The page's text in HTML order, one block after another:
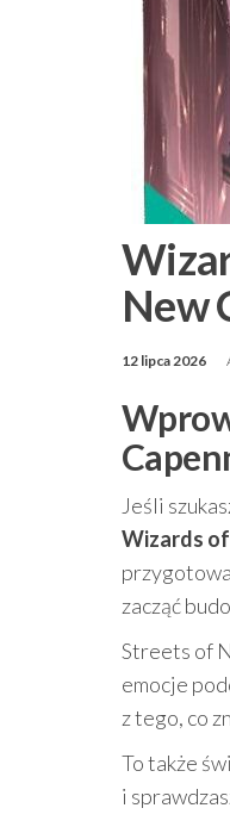
New
12 lipca 2026
Jeśli
Wizards
zacząć
Streets of
emocje
z tego, co
To także
i